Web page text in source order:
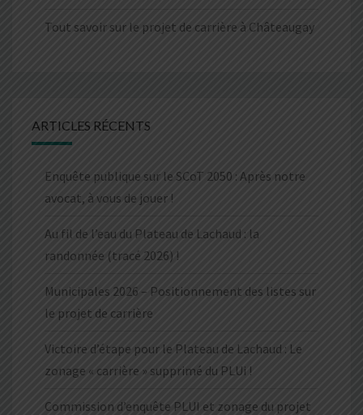
Tout savoir sur le projet de carrière à Châteaugay
ARTICLES RÉCENTS
Enquête publique sur le SCoT 2050 : Après notre
avocat, à vous de jouer !
Au fil de l’eau du Plateau de Lachaud : la
randonnée (tracé 2026) !
Municipales 2026 – Positionnement des listes sur
le projet de carrière
Victoire d’étape pour le Plateau de Lachaud : Le
zonage « carrière » supprimé du PLUi !
Commission d’enquête PLUI et zonage du projet